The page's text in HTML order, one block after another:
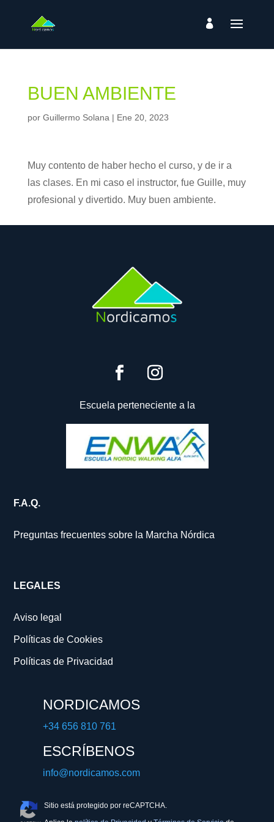
BUEN AMBIENTE
por Guillermo Solana | Ene 20, 2023
Muy contento de haber hecho el curso, y de ir a
las clases. En mi caso el instructor, fue Guille, muy
profesional y divertido. Muy buen ambiente.
Escuela perteneciente a la
F.A.Q.
Preguntas frecuentes sobre la Marcha Nórdica
LEGALES
Aviso legal
Políticas de Cookies
Políticas de Privacidad
NORDICAMOS
+34 656 810 761
ESCRÍBENOS
info@nordicamos.com
Sitio está protegido por reCAPTCHA.